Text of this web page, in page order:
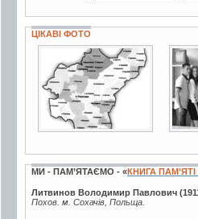
ЦІКАВІ ФОТО
7 фото 2
МИ - ПАМ’ЯТАЄМО - «КНИГА ПАМ’ЯТІ
Литвинов Володимир Павлович
Похов. м. Сохачів, Польща.